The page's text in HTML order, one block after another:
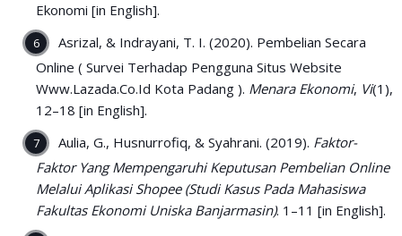
Ekonomi [in English].
Asrizal, & Indrayani, T. I. (2020). Pembelian Secara
Online ( Survei Terhadap Pengguna Situs Website
Www.Lazada.Co.Id Kota Padang ). Menara Ekonomi, Vi(1),
12–18 [in English].
Aulia, G., Husnurrofiq, & Syahrani. (2019). Faktor-
Faktor Yang Mempengaruhi Keputusan Pembelian Online
Melalui Aplikasi Shopee (Studi Kasus Pada Mahasiswa
Fakultas Ekonomi Uniska Banjarmasin). 1–11 [in English].